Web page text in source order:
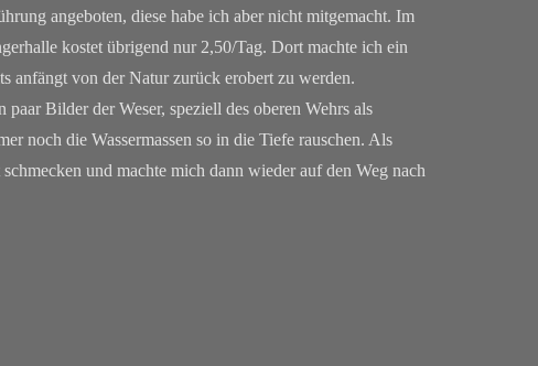
angeboten, diese habe ich aber nicht mitgemacht. Im
kostet übrigend nur 2,50/Tag. Dort machte ich ein
anfängt von der Natur zurück erobert zu werden.
Bilder der Weser, speziell des oberen Wehrs als
noch die Wassermassen so in die Tiefe rauschen. Als
und machte mich dann wieder auf den Weg nach